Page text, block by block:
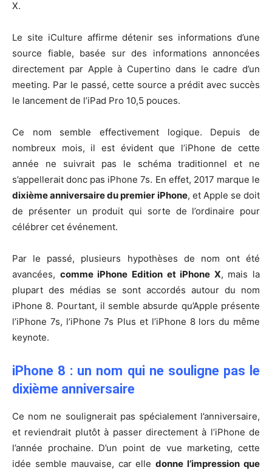
X.
Le site iCulture affirme détenir ses informations d’une
source fiable, basée sur des informations annoncées
directement par Apple à Cupertino dans le cadre d’un
meeting. Par le passé, cette source a prédit avec succès
le lancement de l’iPad Pro 10,5 pouces.
Ce nom semble effectivement logique. Depuis de
nombreux mois, il est évident que l’iPhone de cette
année ne suivrait pas le schéma traditionnel et ne
s’appellerait donc pas iPhone 7s. En effet, 2017 marque le
dixième anniversaire du premier iPhone, et Apple se doit
de présenter un produit qui sorte de l’ordinaire pour
célébrer cet événement.
Par le passé, plusieurs hypothèses de nom ont été
avancées, comme iPhone Edition et iPhone X, mais la
plupart des médias se sont accordés autour du nom
iPhone 8. Pourtant, il semble absurde qu’Apple présente
l’iPhone 7s, l’iPhone 7s Plus et l’iPhone 8 lors du même
keynote.
iPhone 8 : un nom qui ne souligne pas le
dixième anniversaire
Ce nom ne soulignerait pas spécialement l’anniversaire,
et reviendrait plutôt à passer directement à l’iPhone de
l’année prochaine. D’un point de vue marketing, cette
idée semble mauvaise, car elledonne l’impression que